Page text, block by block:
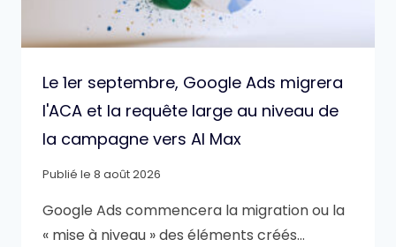
Le 1er septembre, Google Ads migrera
l'ACA et la requête large au niveau de
la campagne vers AI Max
Publié le 8 août 2026
Google Ads commencera la migration ou la
« mise à niveau » des éléments créés…